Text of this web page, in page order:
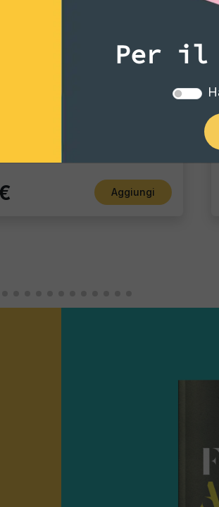
per tutte le altre
Aggiungi
Per il